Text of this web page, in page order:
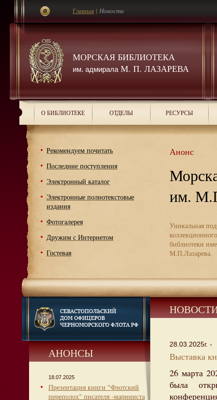
МОРСКАЯ БИБЛИОТЕКА
им. адмиралаМ. П. ЛАЗАРЕВА
Главная | Новости
О БИБЛИОТЕКЕ ОТДЕЛЫ РЕСУРСЫ
Рекомендуем почитать
Последние поступления
Электронный каталог
Электронные полнотекстовые
издания
Фотогалерея
Дружим с Интернетом
Гостевая
Анонс
им.
Уникальная
библиотеки
М.П.Лазарева.
АНОНСЫ
18.07.2025
Презентация книги "Флотский
переполох" писателя -мариниста
28.03.2025г. -
Выставка
26 марта
была